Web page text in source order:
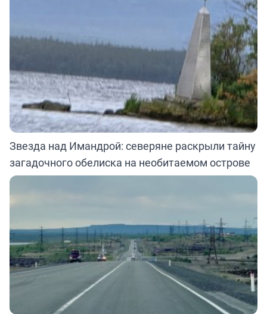
Звезда над Имандрой: северяне раскрыли тайну
загадочного обелиска на необитаемом острове